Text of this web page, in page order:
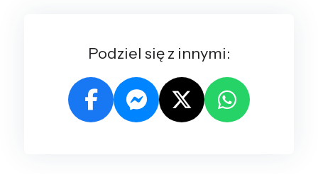
Podziel się z innymi: